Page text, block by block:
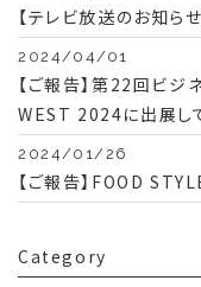
【テレビ放送のお知らせ
2024/04/01
【ご報告】第22回ビ
WEST 2024に出展し
2024/01/26
【ご報告】FOOD
Category